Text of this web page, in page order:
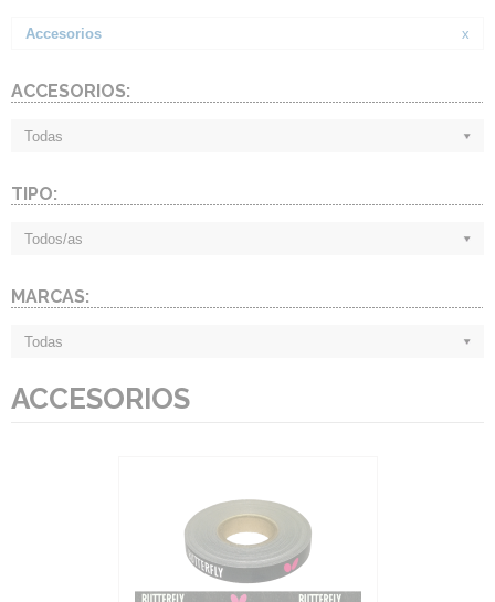
Accesorios x
ACCESORIOS:
Todas
TIPO:
Todos/as
MARCAS:
Todas
ACCESORIOS